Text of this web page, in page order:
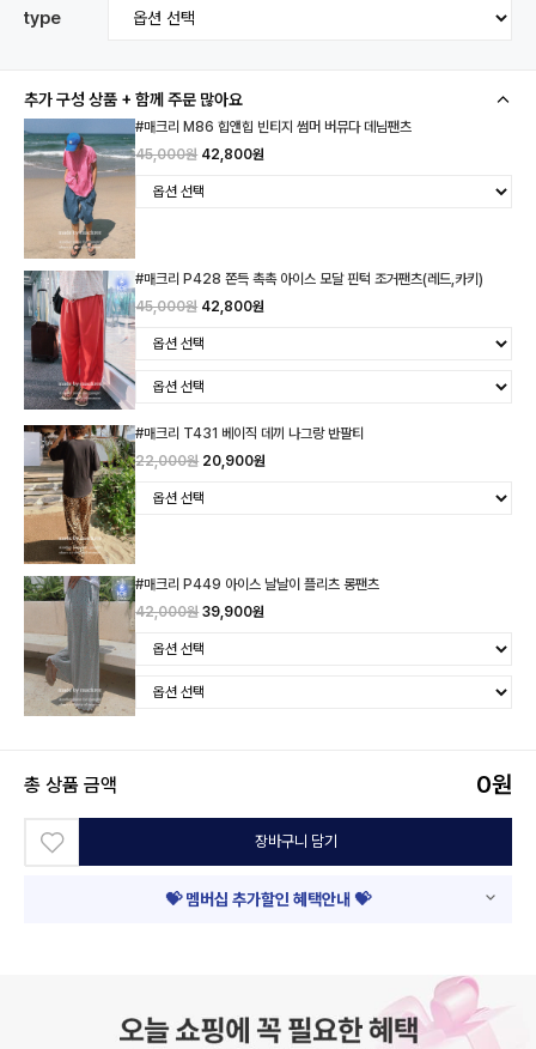
type
추가 구성 상품 + 함께 주문 많아요
#매크리 M86 힙앤힙 빈티지 썸머 버뮤다 데님팬츠
45,000원 42,800원
#매크리 P428 쫀득 촉촉 아이스 모달 핀턱 조거팬츠(레드,카키)
45,000원 42,800원
#매크리 T431 베이직 데끼 나그랑 반팔티
22,000원 20,900원
#매크리 P449 아이스 날날이 플리츠 롱팬츠
42,000원 39,900원
총 상품 금액 0원
장바구니 담기
💝 멤버십 추가할인 혜택안내 💝